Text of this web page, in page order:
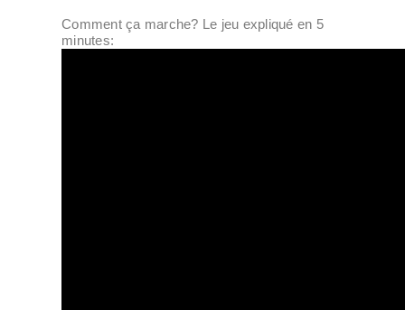
Comment ça marche? Le jeu expliqué en 5
minutes: